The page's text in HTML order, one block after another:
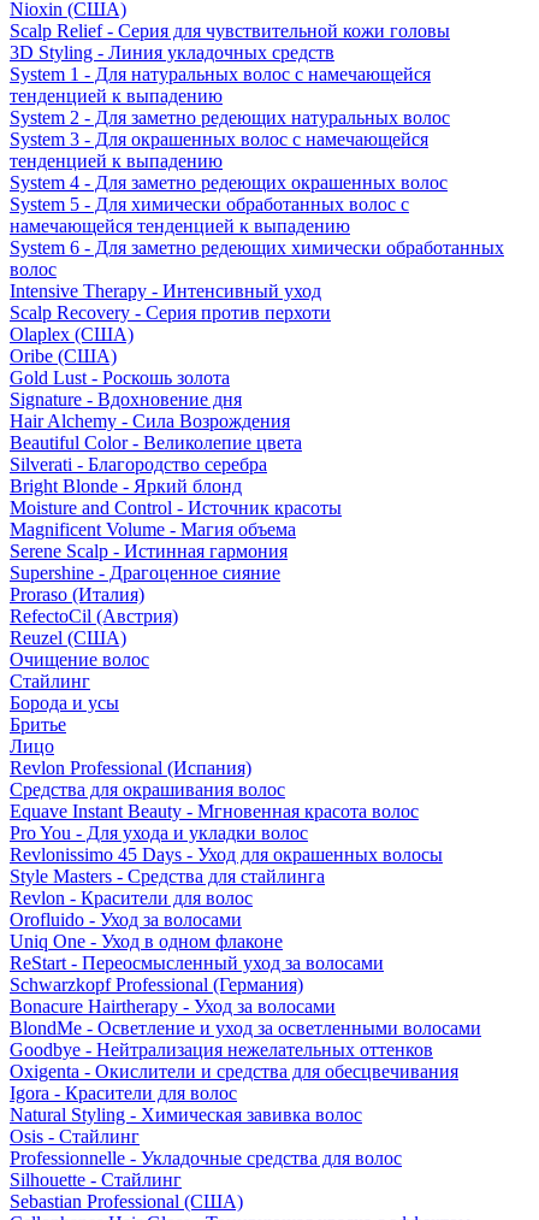
Nioxin (США)
Scalp Relief - Серия для чувствительной кожи головы
3D Styling - Линия укладочных средств
System 1 - Для натуральных волос с намечающейся
тенденцией к выпадению
System 2 - Для заметно редеющих натуральных волос
System 3 - Для окрашенных волос с намечающейся
тенденцией к выпадению
System 4 - Для заметно редеющих окрашенных волос
System 5 - Для химически обработанных волос с
намечающейся тенденцией к выпадению
System 6 - Для заметно редеющих химически обработанных
волос
Intensive Therapy - Интенсивный уход
Scalp Recovery - Серия против перхоти
Olaplex (США)
Oribe (США)
Gold Lust - Роскошь золота
Signature - Вдохновение дня
Hair Alchemy - Сила Возрождения
Beautiful Color - Великолепие цвета
Silverati - Благородство серебра
Bright Blonde - Яркий блонд
Moisture and Control - Источник красоты
Magnificent Volume - Магия объема
Serene Scalp - Истинная гармония
Supershine - Драгоценное сияние
Proraso (Италия)
RefectoCil (Австрия)
Reuzel (США)
Очищение волос
Стайлинг
Борода и усы
Бритье
Лицо
Revlon Professional (Испания)
Средства для окрашивания волос
Equave Instant Beauty - Мгновенная красота волос
Pro You - Для ухода и укладки волос
Revlonissimo 45 Days - Уход для окрашенных волосы
Style Masters - Средства для стайлинга
Revlon - Красители для волос
Orofluido - Уход за волосами
Uniq One - Уход в одном флаконе
ReStart - Переосмысленный уход за волосами
Schwarzkopf Professional (Германия)
Bonacure Hairtherapy - Уход за волосами
BlondMe - Осветление и уход за осветленными волосами
Goodbye - Нейтрализация нежелательных оттенков
Oxigenta - Окислители и средства для обесцвечивания
Igora - Красители для волос
Natural Styling - Химическая завивка волос
Osis - Стайлинг
Professionnelle - Укладочные средства для волос
Silhouette - Стайлинг
Sebastian Professional (США)